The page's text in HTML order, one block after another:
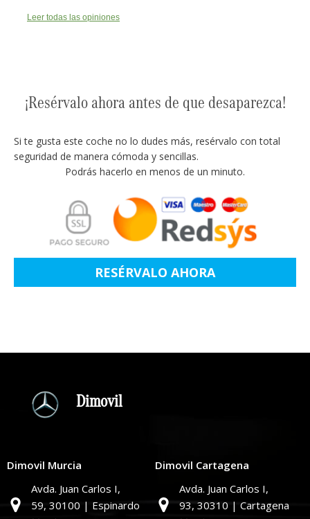
Leer todas las opiniones
¡Resérvalo ahora antes de que desaparezca!
Si te gusta este coche no lo dudes más, resérvalo con total
seguridad de manera cómoda y sencillas.
Podrás hacerlo en menos de un minuto.
RESÉRVALO AHORA
Dimovil
Dimovil Murcia
Avda. Juan Carlos I,
59, 30100 | Espinardo
Dimovil Cartagena
Avda. Juan Carlos I,
93, 30310 | Cartagena